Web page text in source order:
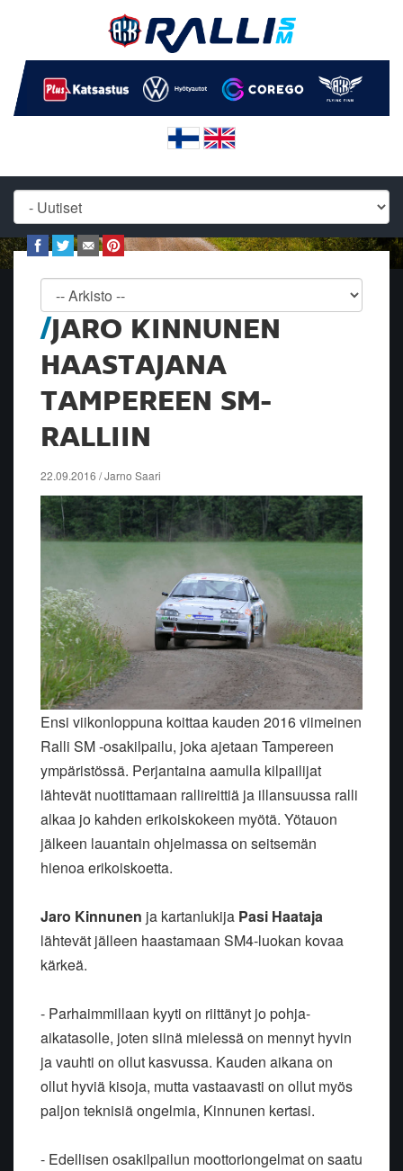
JARO KINNUNEN
HAASTAJANA
TAMPEREEN SM-
RALLIIN
22.09.2016 / Jarno Saari
Ensi viikonloppuna koittaa kauden 2016 viimeinen
Ralli SM -osakilpailu, joka ajetaan Tampereen
ympäristössä. Perjantaina aamulla kilpailijat
lähtevät nuotittamaan rallireittiä ja illansuussa ralli
alkaa jo kahden erikoiskokeen myötä. Yötauon
jälkeen lauantain ohjelmassa on seitsemän
hienoa erikoiskoetta.
Jaro Kinnunen ja kartanlukija Pasi Haataja
lähtevät jälleen haastamaan SM4-luokan kovaa
kärkeä.
- Parhaimmillaan kyyti on riittänyt jo pohja-
aikatasolle, joten siinä mielessä on mennyt hyvin
ja vauhti on ollut kasvussa. Kauden aikana on
ollut hyviä kisoja, mutta vastaavasti on ollut myös
paljon teknisiä ongelmia, Kinnunen kertasi.
- Edellisen osakilpailun moottoriongelmat on saatu